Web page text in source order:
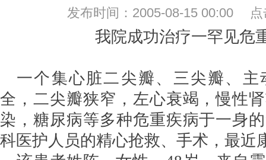
发布时间：2005-08-15 00:00 点
我院成功治疗一罕见危
一个集心脏二尖瓣、三尖瓣、主
全，二尖瓣狭窄，左心衰竭，慢性
染，糖尿病等多种危重疾病于一身
科医护人员的精心抢救、手术，最近